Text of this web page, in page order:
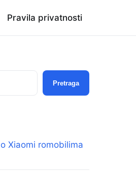
Pravila privatnosti
Pretraga
Xiaomi romobilima